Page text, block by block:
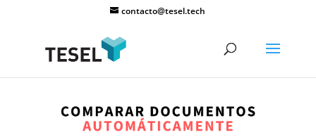
contacto@tesel.tech